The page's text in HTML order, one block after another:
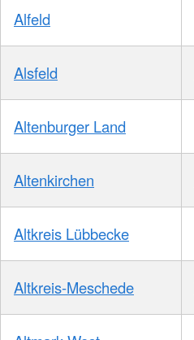
Alfeld
Alsfeld
Altenburger Land
Altenkirchen
Altkreis Lübbecke
Altkreis-Meschede